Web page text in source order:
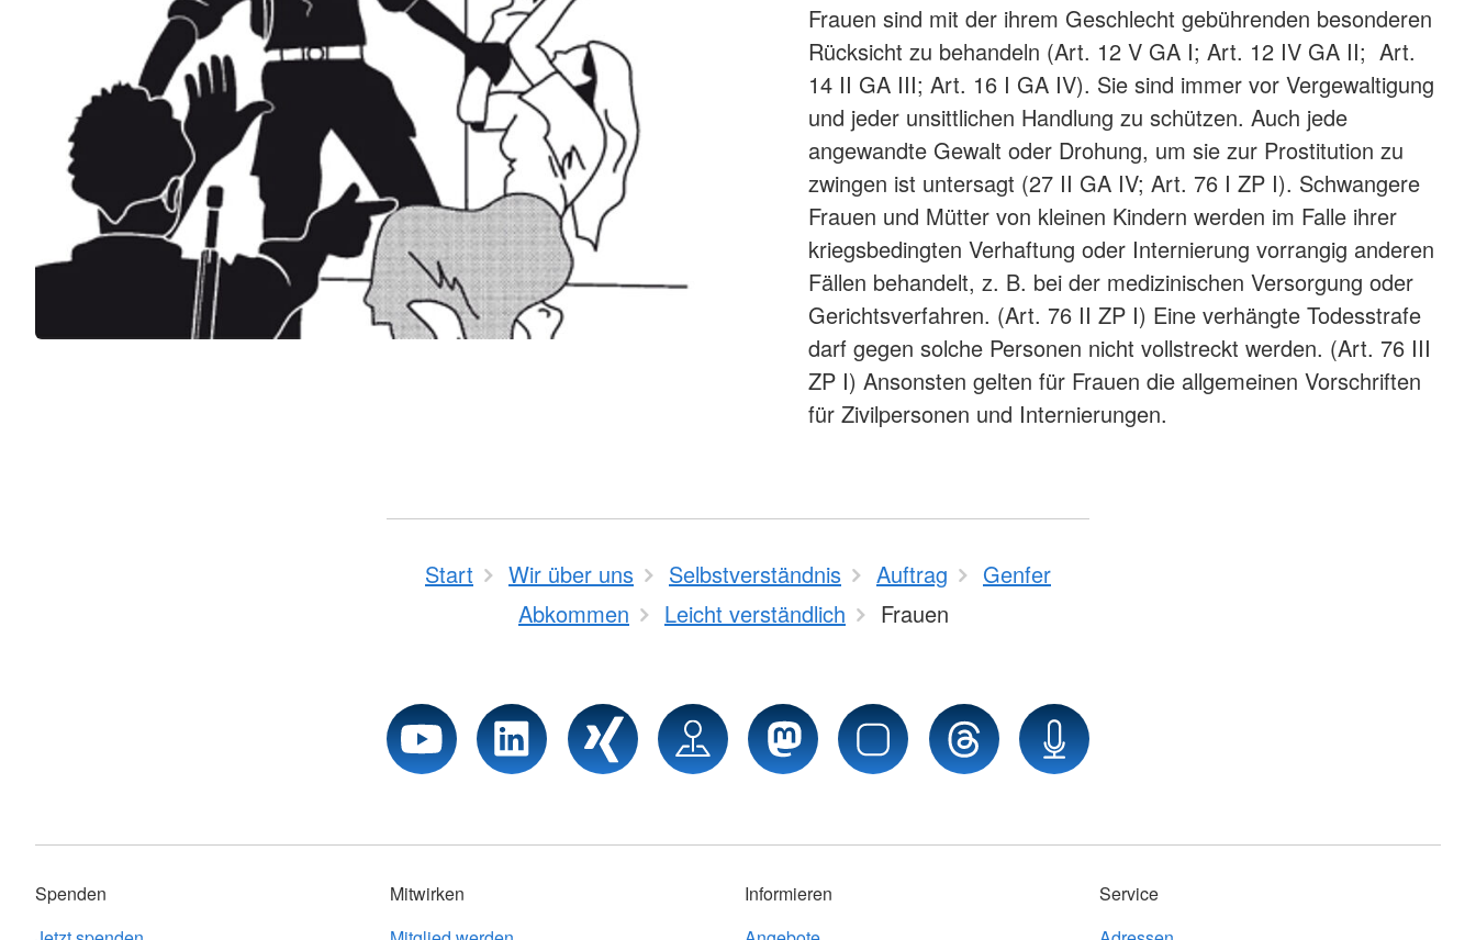
Frauen sind mit der ihrem Geschlecht gebührenden besonderen
Rücksicht zu behandeln (Art. 12 V GA I; Art. 12 IV GA II; Art.
14 II GA III; Art. 16 I GA IV). Sie sind immer vor Vergewaltigung
und jeder unsittlichen Handlung zu schützen. Auch jede
angewandte Gewalt oder Drohung, um sie zur Prostitution zu
zwingen ist untersagt (27 II GA IV; Art. 76 I ZP I). Schwangere
Frauen und Mütter von kleinen Kindern werden im Falle ihrer
kriegsbedingten Verhaftung oder Internierung vorrangig anderen
Fällen behandelt, z. B. bei der medizinischen Versorgung oder
Gerichtsverfahren. (Art. 76 II ZP I) Eine verhängte Todesstrafe
darf gegen solche Personen nicht vollstreckt werden. (Art. 76 III
ZP I) Ansonsten gelten für Frauen die allgemeinen Vorschriften
für Zivilpersonen und Internierungen.
Start Wir über uns Selbstverständnis Auftrag
Genfer
Abkommen
Leicht verständlich Frauen
Spenden
Mitwirken
Informieren
Service